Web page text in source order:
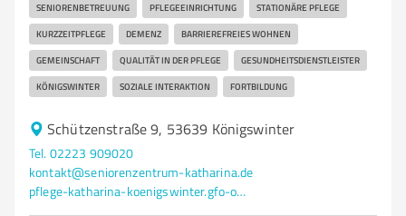
SENIORENBETREUUNG PFLEGEEINRICHTUNG STATIONÄRE PFLEGE
KURZZEITPFLEGE DEMENZ BARRIEREFREIES WOHNEN
GEMEINSCHAFT QUALITÄT IN DER PFLEGE GESUNDHEITSDIENSTLEISTER
KÖNIGSWINTER SOZIALE INTERAKTION FORTBILDUNG
Schützenstraße 9, 53639 Königswinter
Tel. 02223 909020
kontakt@seniorenzentrum-katharina.de
pflege-katharina-koenigswinter.gfo-online.de/